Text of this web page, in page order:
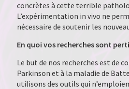
concrètes à cette terrible
L’expérimentation in vivo ne
nécessaire de soutenir les
En quoi vos recherches sont
Le but de nos recherches est de
Parkinson et à la maladie de
utilisons des outils qui